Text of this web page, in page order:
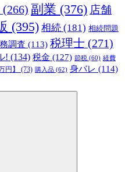
(266) 副業 (376) 店舗
(395) 相続 (181) 相続問題
調査 (113) 税理士 (271)
! (134) 税金 (127) 節税 (60) 経費
円】 (73) 購入品 (62) 身バレ (114)